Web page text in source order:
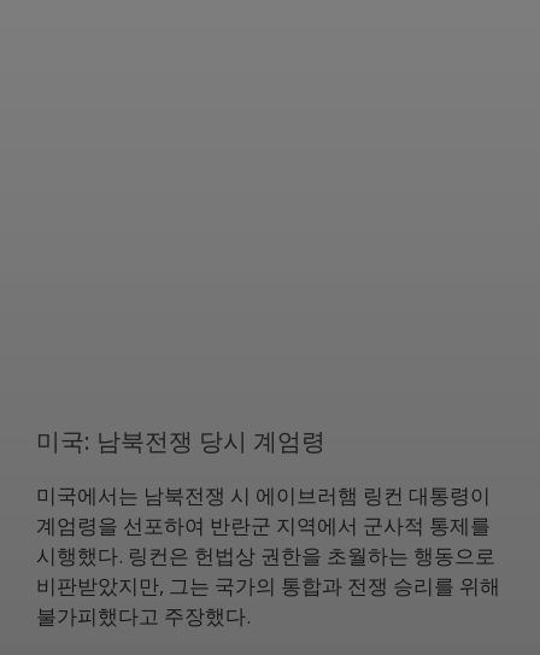
미국: 남북전쟁 당시 계엄령
미국에서는 남북전쟁 시 에이브러햄 링컨 대통령이
계엄령을 선포하여 반란군 지역에서 군사적 통제를
시행했다. 링컨은 헌법상 권한을 초월하는 행동으로
비판받았지만, 그는 국가의 통합과 전쟁 승리를 위해
불가피했다고 주장했다.